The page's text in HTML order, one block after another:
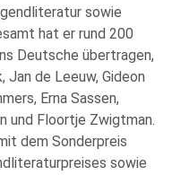
sowie
hat er rund 200
Deutsche übertragen,
de Leeuw, Gideon
Erna Sassen,
und Floortje Zwigtman.
dem Sonderpreis
sowie